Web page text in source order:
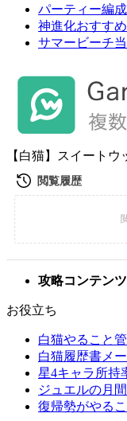
パーティー編成
神進化おすすめ
サマービーチ
【白猫】スイート
攻略コンテンツ
お役立ち
白猫やること
白猫履歴書メ
星4キャラ所持
ジュエルの月
復帰勢がやる